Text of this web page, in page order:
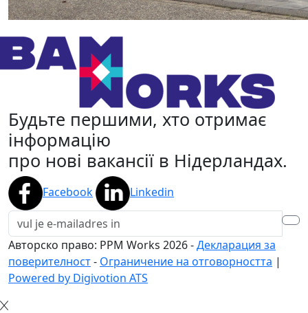
Будьте першими, хто отримає
інформацію
про нові вакансії в Нідерландах.
Facebook Linkedin
Авторско право: PPM Works 2026-Декларация за
поверителност- Ограничение на отговорността |
Powered by Digivotion ATS